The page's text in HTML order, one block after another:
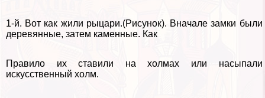
1-й. Вот как жили рыцари.(Рисунок). Вначале замки были
деревянные, затем каменные. Как
Правило их ставили на холмах или насыпали
искусственный холм.